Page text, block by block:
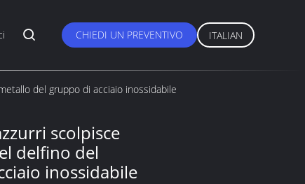
CHIEDI UN PREVENTIVO ITALIAN
del gruppo di acciaio inossidabile
scolpisce
delfino del
inossidabile